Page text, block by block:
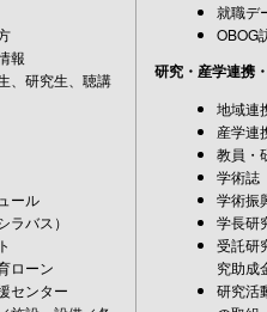
報
、研究生、聴講
ール
ラバス）
ローン
センター
就職デ
OBOG
研究・産学連携
地域連
産学連
教員・
学術誌
学術振
学長研
受託研
究助成
研究活